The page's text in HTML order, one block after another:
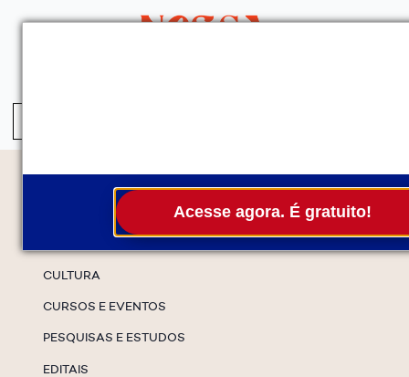
Acesse agora. É gratuito!
CULTURA
CURSOS E EVENTOS
PESQUISAS E ESTUDOS
EDITAIS